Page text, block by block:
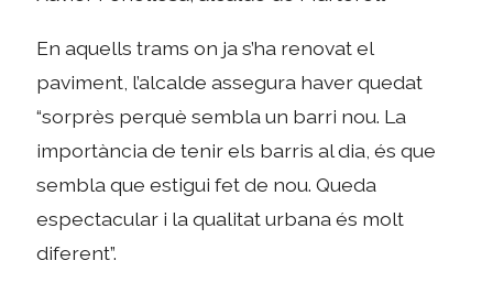
En aquells trams on ja s’ha renovat el
paviment, l’alcalde assegura haver quedat
“sorprès perquè sembla un barri nou. La
importància de tenir els barris al dia, és que
sembla que estigui fet de nou. Queda
espectacular i la qualitat urbana és molt
diferent”.